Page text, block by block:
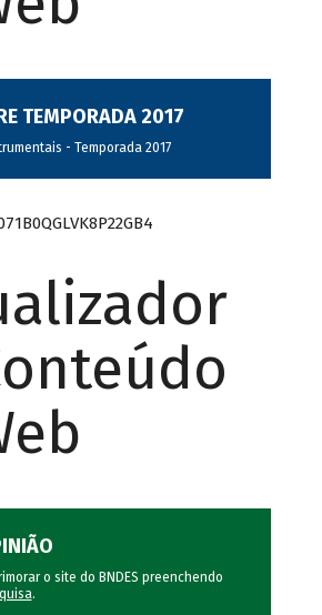
TEMPORADA 2017
- Temporada 2017
o site do BNDES preenchendo
.